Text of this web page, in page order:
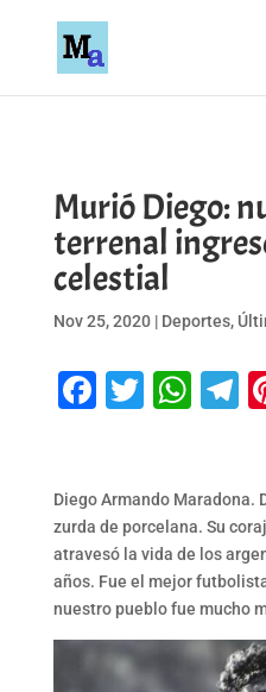
Murió Diego:
terrenal
celestial
Nov 25, 2020| Deportes,
Facebook
Twitter
Diego Armando Maradona.
zurda de porcelana. Su
atravesó la vida de los
años. Fue el mejor
nuestro pueblo fue mucho